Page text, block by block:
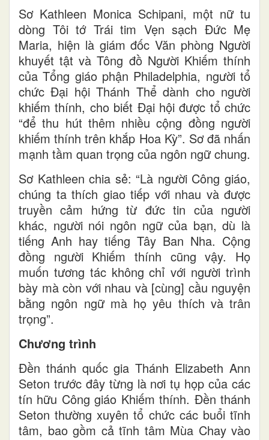
Sơ Kathleen Monica Schipani, một nữ tu
dòng Tôi tớ Trái tim Vẹn sạch Đức Mẹ
Maria, hiện là giám đốc Văn phòng Người
khuyết tật và Tông đồ Người Khiếm thính
của Tổng giáo phận Philadelphia, người tổ
chức Đại hội Thánh Thể dành cho người
khiếm thính, cho biết Đại hội được tổ chức
“để thu hút thêm nhiều cộng đồng người
khiếm thính trên khắp Hoa Kỳ”. Sơ đã nhấn
mạnh tầm quan trọng của ngôn ngữ chung.
Sơ Kathleen chia sẻ: “Là người Công giáo,
chúng ta thích giao tiếp với nhau và được
truyền cảm hứng từ đức tin của người
khác, người nói ngôn ngữ của bạn, dù là
tiếng Anh hay tiếng Tây Ban Nha. Cộng
đồng người Khiếm thính cũng vậy. Họ
muốn tương tác không chỉ với người trình
bày mà còn với nhau và [cùng] cầu nguyện
bằng ngôn ngữ mà họ yêu thích và trân
trọng”.
Chương trình
Đền thánh quốc gia Thánh Elizabeth Ann
Seton trước đây từng là nơi tụ họp của các
tín hữu Công giáo Khiếm thính. Đền thánh
Seton thường xuyên tổ chức các buổi tĩnh
tâm, bao gồm cả tĩnh tâm Mùa Chay vào